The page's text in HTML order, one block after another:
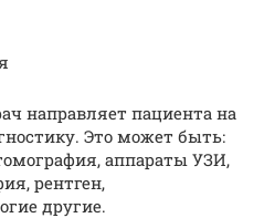
направляет пациента на
Это может быть:
аппараты УЗИ,
рентген,
другие.